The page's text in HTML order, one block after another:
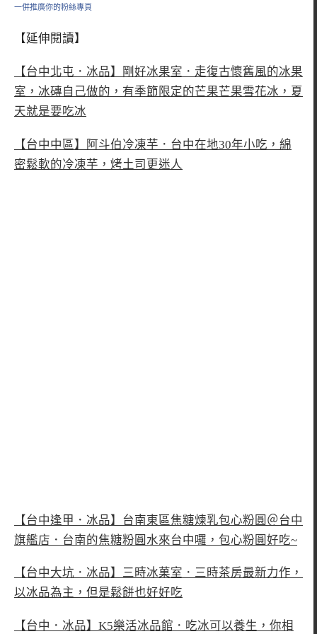
一併推廣你的粉絲專頁
【延伸閱讀】
【台中北屯．冰品】剛好冰果室．走復古懷舊風的冰果
室，冰磚自己做的，有季節限定的芒果芒果雪花冰，夏
天就是要吃冰
【台中中區】阿斗伯冷凍芋．台中在地30年小吃，綿
密鬆軟的冷凍芋，烤土司更迷人
【台中逢甲．冰品】台南東區焦糖煉乳包心粉圓＠台中
旗艦店．台南的焦糖粉圓水來台中囉，包心粉圓好吃~
【台中大坑．冰品】三時冰菓室．三時茶房最新力作，
以冰品為主，但是鬆餅也好好吃
【台中．冰品】K5樂活冰品館．吃冰可以養生，你相